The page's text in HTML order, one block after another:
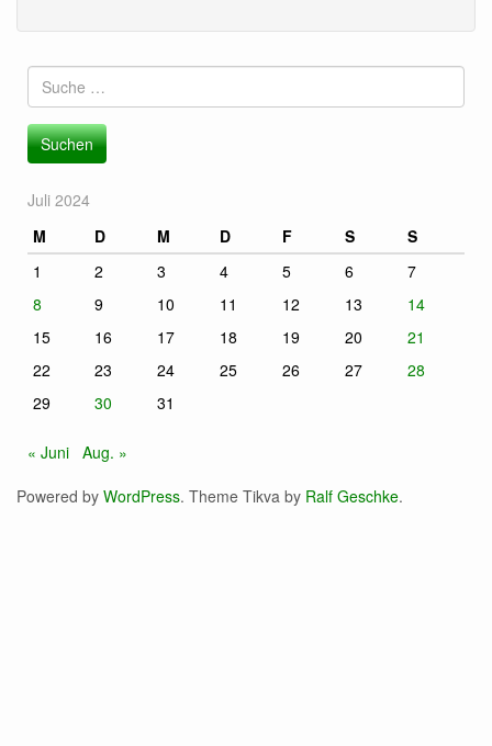
Suche
nach:
Juli 2024
M
D M D F S
S
1
2 3 4 5 6
7
8
9 10 11 12 13
14
15
16 17 18 19 20
21
22
23 24 25 26 27
28
29
30 31
« Juni Aug. »
Powered by WordPress. Theme Tikva by Ralf Geschke.